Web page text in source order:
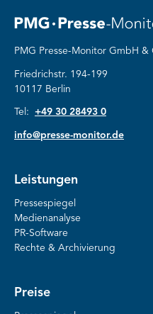
PMG Presse-Monitor GmbH &
Friedrichstr. 194-199
10117 Berlin
Tel: +49 30 28493 0
info@presse-monitor.de
Leistungen
Pressespiegel
Medienanalyse
PR-Software
Rechte & Archivierung
Preise